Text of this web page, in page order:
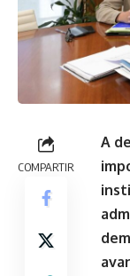
COMPARTIR
A